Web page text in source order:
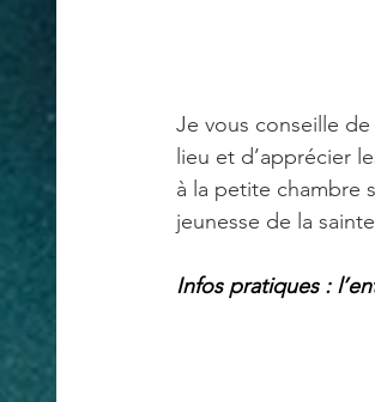
Je vous conseille
lieu et d’apprécier
à la petite chambre
jeunesse de la
Infos pratiques :